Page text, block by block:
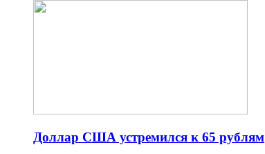
Доллар США устремился к 65 рублям